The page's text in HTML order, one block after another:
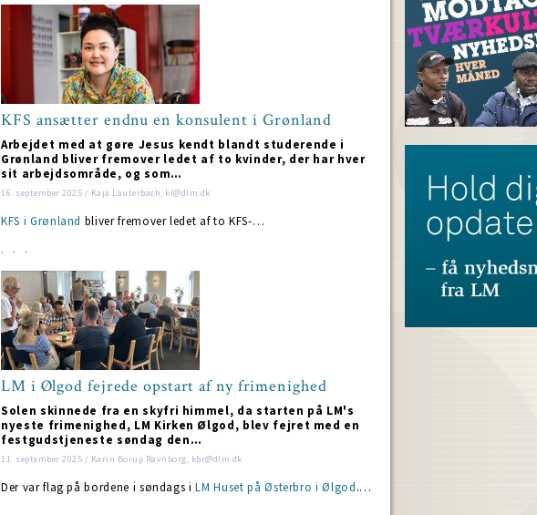
KFS ansætter endnu en konsulent i Grønland
Arbejdet med at gøre Jesus kendt blandt studerende i
Grønland bliver fremover ledet af to kvinder, der har hver
sit arbejdsområde, og som…
16. september 2025 / Kaja Lauterbach, kl@dlm.dk
KFS i Grønland bliver fremover ledet af to KFS-…
LM i Ølgod fejrede opstart af ny frimenighed
Solen skinnede fra en skyfri himmel, da starten på LM's
nyeste frimenighed, LM Kirken Ølgod, blev fejret med en
festgudstjeneste søndag den…
11. september 2025 / Karin Borup Ravnborg, kbr@dlm.dk
Der var flag på bordene i søndags iLM Huset på Østerbro i Ølgod.…